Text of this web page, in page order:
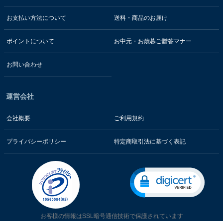
お支払い方法について 送料・商品のお届け
ポイントについて お中元・お歳暮ご贈答マナー
お問い合わせ
運営会社
会社概要 ご利用規約
プライバシーポリシー 特定商取引法に基づく表記
お客様の情報はSSL暗号通信技術で保護されています